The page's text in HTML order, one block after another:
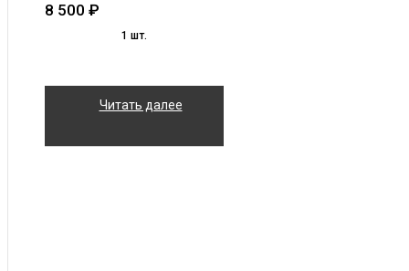
8 500 ₽
1 шт.
Читать далее